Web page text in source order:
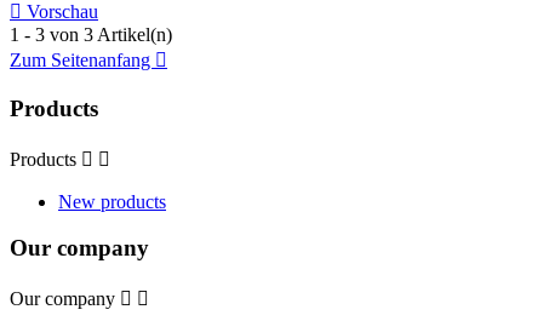
 Vorschau
1 - 3 von 3 Artikel(n)
Zum Seitenanfang 
Products
Products  
New products
Our company
Our company  